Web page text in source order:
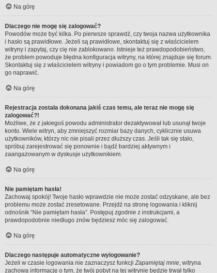
Na górę
Dlaczego nie mogę się zalogować?
Powodów może być kilka. Po pierwsze sprawdź, czy twoja nazwa użytkownika
i hasło są prawidłowe. Jeżeli są prawidłowe, skontaktuj się z właścicielem
witryny i zapytaj, czy cię nie zablokowano. Istnieje też prawdopodobieństwo,
że problem powoduje błędna konfiguracja witryny, na której znajduje się forum.
Skontaktuj się z właścicielem witryny i powiadom go o tym problemie. Musi on
go naprawić.
Na górę
Rejestracja została dokonana jakiś czas temu, ale teraz nie mogę się
zalogować?!
Możliwe, że z jakiegoś powodu administrator dezaktywował lub usunął twoje
konto. Wiele witryn, aby zmniejszyć rozmiar bazy danych, cyklicznie usuwa
użytkowników, którzy nic nie pisali przez dłuższy czas. Jeśli tak się stało,
spróbuj zarejestrować się ponownie i bądź bardziej aktywnym i
zaangażowanym w dyskusje użytkownikiem.
Na górę
Nie pamiętam hasła!
Zachowaj spokój! Twoje hasło wprawdzie nie może zostać odzyskane, ale bez
problemu może zostać zresetowane. Przejdź na stronę logowania i kliknij
odnośnik “Nie pamiętam hasła”. Postępuj zgodnie z instrukcjami, a
prawdopodobnie niedługo znów będziesz móc się zalogować.
Na górę
Dlaczego następuje automatyczne wylogowanie?
Jeżeli w czasie logowania nie zaznaczysz funkcjiZapamiętaj mnie, witryna
zachowa informację o tym, że twój pobyt na tej witrynie będzie trwał tylko